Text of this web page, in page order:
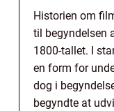
Historien om
til begyndelsen
1800-tallet. I
en form for
dog i
begyndte at